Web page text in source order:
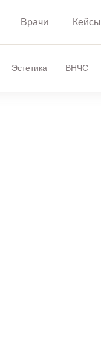
Врачи Кейсы
Эстетика ВНЧС